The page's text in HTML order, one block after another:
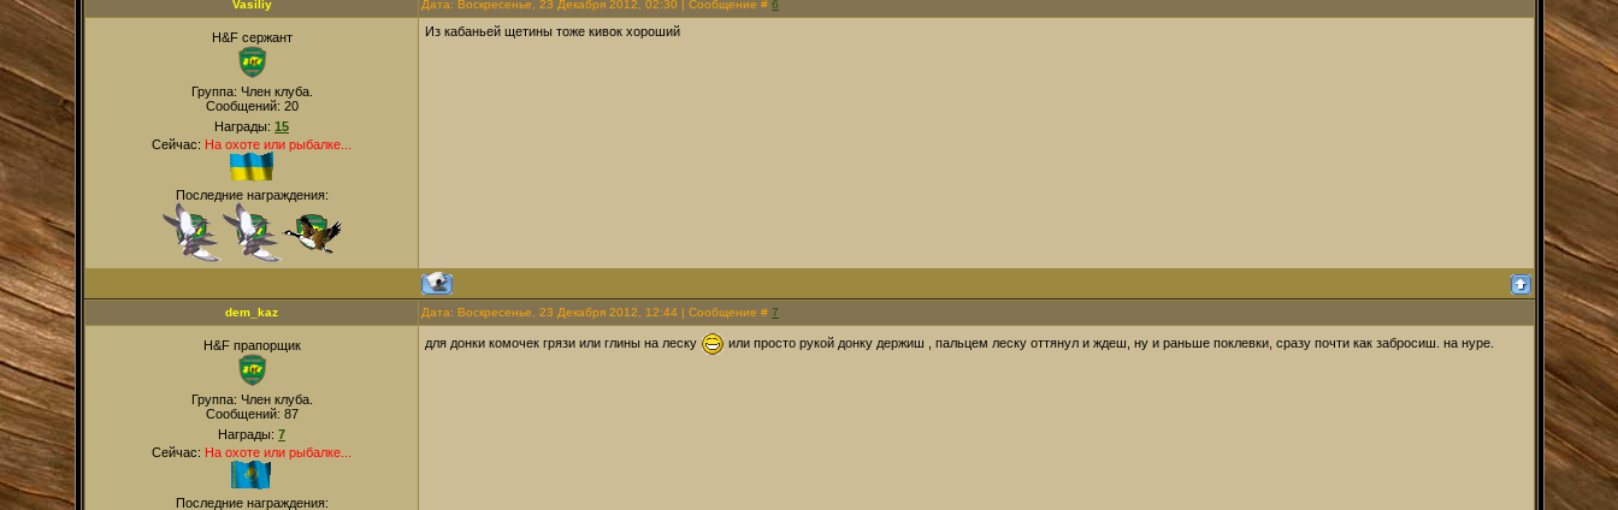
Vasiliy Дата: Воскресенье, 23 Декабря 2012, 02:30 | Сообщение # 6
H&F сержант
Группа: Член клуба.
Сообщений: 20
Награды: 15
Сейчас: На охоте или рыбалке...
Последние награждения:
Из кабаньей щетины тоже кивок хороший
dem_kaz Дата: Воскресенье, 23 Декабря 2012, 12:44 | Сообщение # 7
H&F прапорщик
Группа: Член клуба.
Сообщений: 87
Награды: 7
Сейчас: На охоте или рыбалке...
Последние награждения:
для донки комочек грязи или глины на леску или просто рукой донку держиш , пальцем леску оттянул и ждеш, ну и раньше поклевки, сразу почти как забросиш. на нуре.